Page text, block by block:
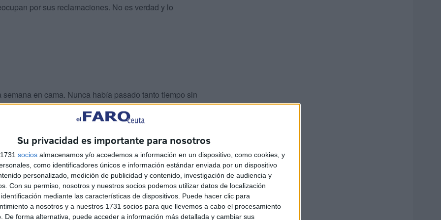
Su privacidad es importante para nosotros
socios almacenamos y/o accedemos a información en un dispositivo, como cookies, y
como identificadores únicos e información estándar enviada por un dispositivo
personalizado, medición de publicidad y contenido, investigación de audiencia y
Con su permiso, nosotros y nuestros socios podemos utilizar datos de localización
mediante las características de dispositivos. Puede hacer clic para
a nosotros y a nuestros 1731 socios para que llevemos a cabo el procesamiento
De forma alternativa, puede acceder a información más detallada y cambiar sus
por sus reclamaciones. No es verdad y lo
en cama. Nunca había pasado tanto tiempo sin
en mi familia, no se movió en todo momento de mi
regresando veloz para ponerse junto a mí. Sentía
su compañía permanente como fiel perro guardián.
para que al menos tengamos la opción de despedir